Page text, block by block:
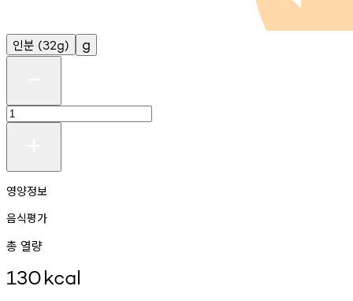
인분 (32g) g
영양정보
음식평가
총 열량
130kcal